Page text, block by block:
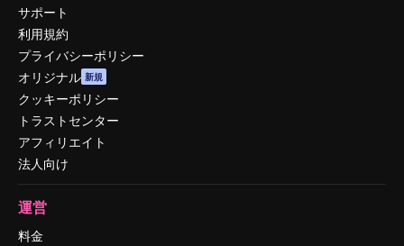
サポート
利用規約
プライバシーポリシー
オリジナル 新規
クッキーポリシー
トラストセンター
アフィリエイト
法人向け
運営
料金